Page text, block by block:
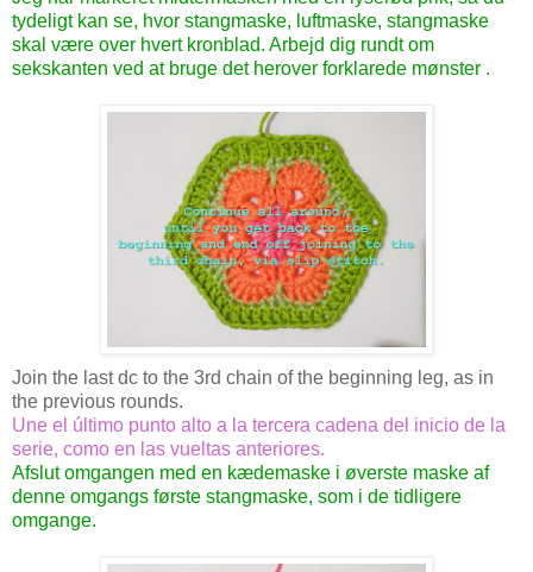
tydeligt kan se, hvor stangmaske, luftmaske, stangmaske
skal være over hvert kronblad. Arbejd dig rundt om
sekskanten ved at bruge det herover forklarede mønster .
Join the last dc to the 3rd chain of the beginning leg, as in
the previous rounds.
Une el último punto alto a la tercera cadena del inicio de la
serie, como en las vueltas anteriores.
Afslut omgangen med en kædemaske i øverste maske af
denne omgangs første stangmaske, som i de tidligere
omgange.